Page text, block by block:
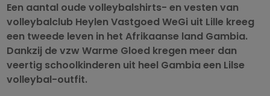
Een aantal oude volleybalshirts- en vesten van
volleybalclub Heylen Vastgoed WeGi uit Lille kreeg
een tweede leven in het Afrikaanse land Gambia.
Dankzij de vzw Warme Gloed kregen meer dan
veertig schoolkinderen uit heel Gambia een Lilse
volleybal-outfit.